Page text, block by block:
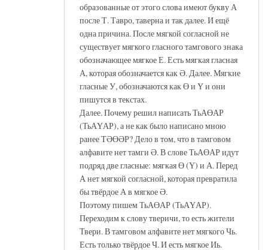
образованные от этого слова имеют букву А
после Т. Тавро, таверна и так далее. И ещё
одна причина. После мягкой согласной не
существует мягкого гласного тамгового знака
обозначающее мягкое Е. Есть мягкая гласная
А, которая обозначается как Ә. Далее. Мягкие
гласные У, обозначаются как Ө и Ү и они
пишутся в текстах.
Далее. Почему решил написать ТьАӨАР
(ТьАҮАР), а не как было написано мною
ранее ТӘӨӘР? Дело в том, что в тамговом
алфавите нет тамги Ә. В слове ТьАӨАР идут
подряд две гласные: мягкая Ө (Ү) и А. Перед
А нет мягкой согласной, которая превратила
бы твёрдое А в мягкое Ә.
Поэтому пишем ТьАӨАР (ТьАҮАР).
Переходим к слову тверичи, то есть жители
Твери. В тамговом алфавите нет мягкого Чь.
Есть только твёрдое Ч. И есть мягкое Иь.